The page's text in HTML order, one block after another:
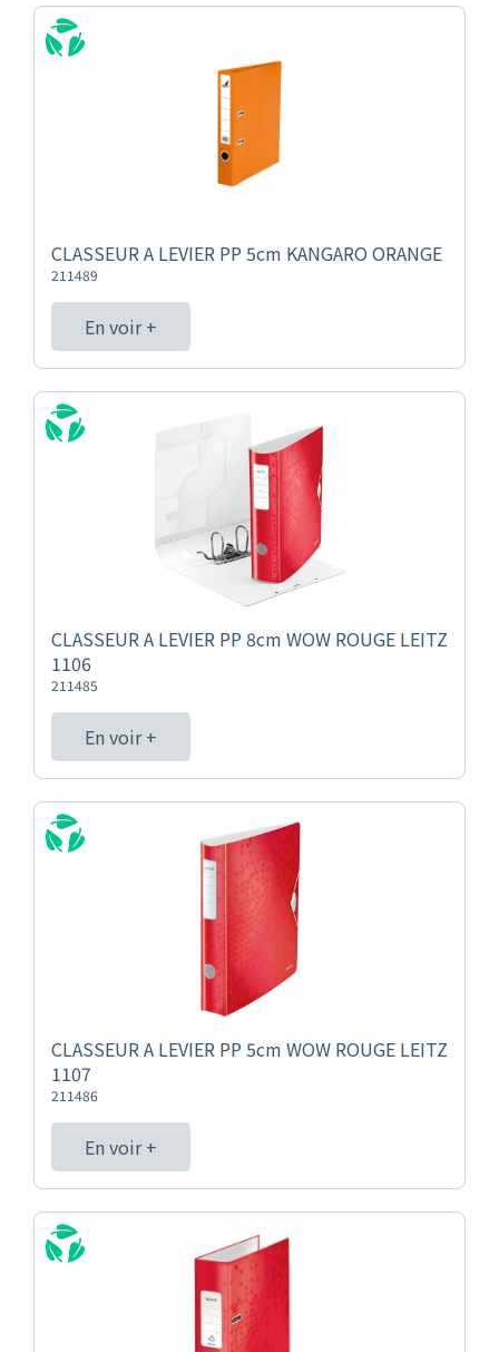
CLASSEUR A LEVIER PP 5cm KANGARO ORANGE
211489
En voir +
CLASSEUR A LEVIER PP 8cm WOW ROUGE LEITZ
1106
211485
En voir +
CLASSEUR A LEVIER PP 5cm WOW ROUGE LEITZ
1107
211486
En voir +